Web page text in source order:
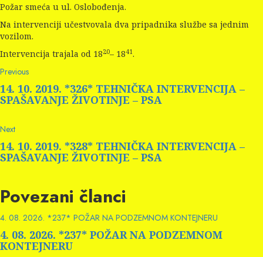
Požar smeća u ul. Oslobođenja.
Na intervenciji učestvovala dva pripadnika službe sa jednim
vozilom.
Intervencija trajala od 1820– 1841.
Continue
Reading
PreviousPrevious
post:
14. 10. 2019. *326* TEHNIČKA INTERVENCIJA –
SPAŠAVANJE ŽIVOTINJE – PSA
NextNext
post:
14. 10. 2019. *328* TEHNIČKA INTERVENCIJA –
SPAŠAVANJE ŽIVOTINJE – PSA
Povezani članci
4. 08. 2026. *237* POŽAR NA PODZEMNOM KONTEJNERU
4. 08. 2026. *237* POŽAR NA PODZEMNOM
KONTEJNERU